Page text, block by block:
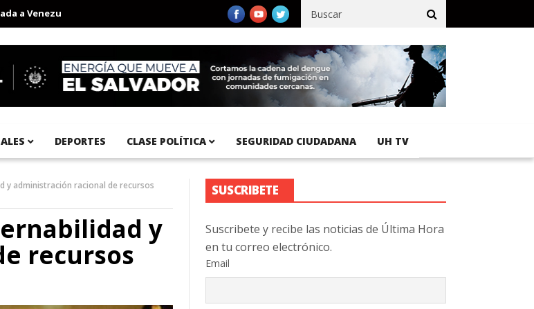
Aeropuerto Internacional del Pacífico registra 92 % de avance en obras de terracería
DEPORTES CLASE POLÍTICA SEGURIDAD CIUDADANA UH TV
administración racional de recursos
y
recursos
SUSCRIBETE
Suscribete y recibe las noticias de Última Hora
en tu correo electrónico.
Email